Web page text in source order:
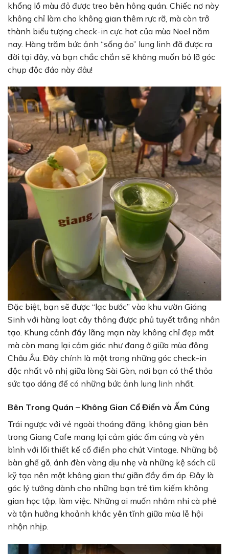
khổng lồ màu đỏ được treo bên hông quán. Chiếc nơ này
không chỉ làm cho không gian thêm rực rỡ, mà còn trở
thành biểu tượng check-in cực hot của mùa Noel năm
nay. Hàng trăm bức ảnh “sống ảo” lung linh đã được ra
đời tại đây, và bạn chắc chắn sẽ không muốn bỏ lỡ góc
chụp độc đáo này đâu!
Đặc biệt, bạn sẽ được “lạc bước” vào khu vườn Giáng
Sinh với hàng loạt cây thông được phủ tuyết trắng nhân
tạo. Khung cảnh đầy lãng mạn này không chỉ đẹp mắt
mà còn mang lại cảm giác như đang ở giữa mùa đông
Châu Âu. Đây chính là một trong những góc check-in
độc nhất vô nhị giữa lòng Sài Gòn, nơi bạn có thể thỏa
sức tạo dáng để có những bức ảnh lung linh nhất.
Bên Trong Quán – Không Gian Cổ Điển và Ấm Cúng
Trái ngược với vẻ ngoài thoáng đãng, không gian bên
trong Giang Cafe mang lại cảm giác ấm cúng và yên
bình với lối thiết kế cổ điển pha chút Vintage. Những bộ
bàn ghế gỗ, ánh đèn vàng dịu nhẹ và những kệ sách cũ
kỹ tạo nên một không gian thư giãn đầy ấm áp. Đây là
góc lý tưởng dành cho những bạn trẻ tìm kiếm không
gian học tập, làm việc. Những ai muốn nhâm nhi cà phê
và tận hưởng khoảnh khắc yên tĩnh giữa mùa lễ hội
nhộn nhịp.